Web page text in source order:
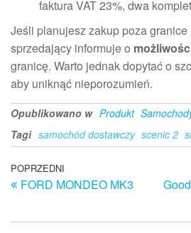
faktura VAT 23%, dwa
Jeśli planujesz zakup poza
sprzedający informuje o
granicę. Warto jednak dopytać o
aby uniknąć nieporozumień.
Opublikowano w Produkt
Tagi samochód dostawczy scenic 2
Nawigacja
wpisu
Poprzedni
wpis
POPRZEDNI
FORD MONDEO MK3